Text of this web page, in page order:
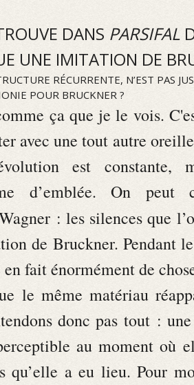
DANS PARSIFAL
UNE IMITATION DE
RÉCURRENTE, N’EST PAS
POUR BRUCKNER ?
ça que je le vois.
avec une tout autre
est constante,
d’emblée. On peut
: les silences que
de Bruckner. Pendant
fait énormément de
le même matériau
donc pas tout :
au moment où
qu’elle a eu lieu. Pour